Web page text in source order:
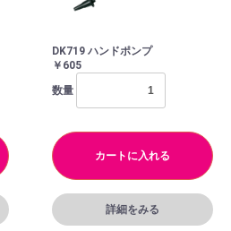
DK719 ハンドポンプ
￥605
数量
カートに入れる
詳細をみる